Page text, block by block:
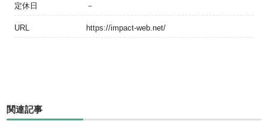
定休日 －
URL https://impact-web.net/
関連記事